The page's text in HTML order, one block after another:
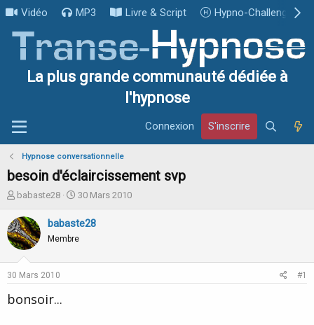
Vidéo MP3 Livre & Script Hypno-Challenge
La plus grande communauté dédiée à
l'hypnose
Connexion S'inscrire
Hypnose conversationnelle
besoin d'éclaircissement svp
I
i
t
i
u
babaste28
D
t
d
30 Mars 2010
babaste28
Membre
30 Mars 2010 #1
bonsoir...